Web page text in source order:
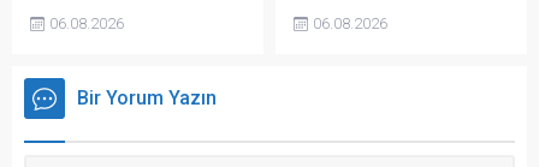
Şeyhmus Ateş, Diyarbakır
26. Asliye Ceza
duruşması sırasında
fenalaşarak yere
06.08.2026
Telefonunda kız
çocuklarının ticari cinsel
06.08.2026
Bir Yorum Yazın